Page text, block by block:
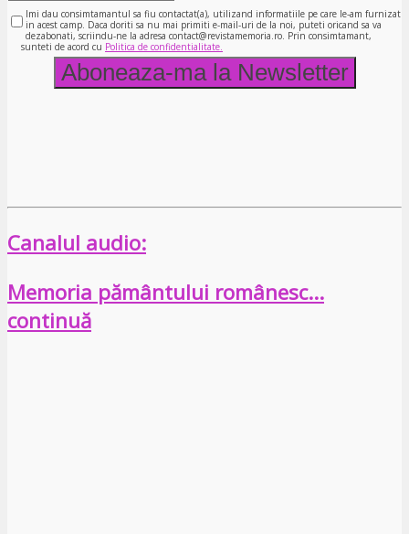
Imi dau consimtamantul sa fiu contactat(a), utilizand informatiile pe care le-am furnizat
in acest camp. Daca doriti sa nu mai primiti e-mail-uri de la noi, puteti oricand sa va
dezabonati, scriindu-ne la adresa contact@revistamemoria.ro. Prin consimtamant,
sunteti de acord cu Politica de confidentialitate.
Canalul audio:
Memoria pământului românesc…
continuă